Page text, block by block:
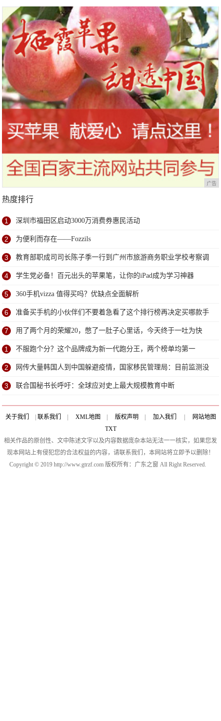
广告
热度排行
1 深圳市福田区启动3000万消费券惠民活动
2 为便利而存在——Fozzils
3 教育部职成司司长陈子季一行到广州市旅游商务职业学校考察调
研
4 学生党必备！百元出头的苹果笔，让你的iPad成为学习神器
5 360手机vizza 值得买吗？优缺点全面解析
6 准备买手机的小伙伴们不要着急看了这个排行榜再决定买哪款手
机吧
7 用了两个月的荣耀20，憋了一肚子心里话，今天终于一吐为快
1 不服跑个分？这个品牌成为新一代跑分王，两个榜单均第一
2 网传大量韩国人到中国躲避疫情，国家移民管理局：目前监测没
发现这种情况
3 联合国秘书长呼吁：全球应对史上最大规模教育中断
关于我们 联系我们 XML地图 版权声明 加入我们
网站地图
TXT
相关作品的原创性、文中陈述文字以及内容数据庞杂本站无法一一核实，如果您发
现本网站上有侵犯您的合法权益的内容，请联系我们，本网站将立即予以删除！
Copyright © 2019 http://www.gtrzf.com 版权所有：广东之窗 All Right Reserved.